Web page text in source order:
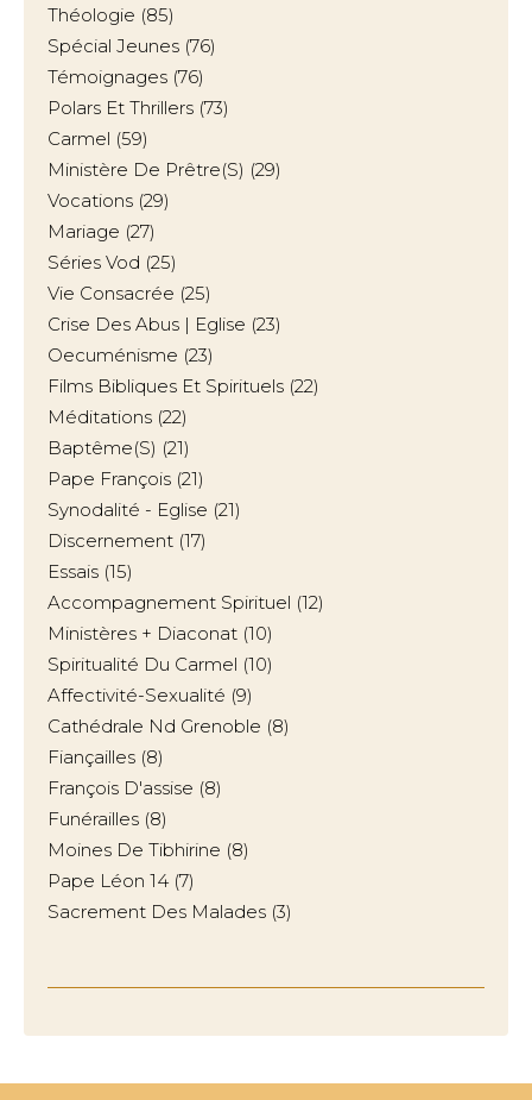
Théologie (85)
Spécial Jeunes (76)
Témoignages (76)
Polars Et Thrillers (73)
Carmel (59)
Ministère De Prêtre(s) (29)
Vocations (29)
Mariage (27)
Séries Vod (25)
Vie Consacrée (25)
Crise Des Abus | Eglise (23)
Oecuménisme (23)
Films Bibliques Et Spirituels (22)
Méditations (22)
Baptême(s) (21)
Pape François (21)
Synodalité - Eglise (21)
Discernement (17)
Essais (15)
Accompagnement Spirituel (12)
Ministères + Diaconat (10)
Spiritualité Du Carmel (10)
Affectivité-Sexualité (9)
Cathédrale Nd Grenoble (8)
Fiançailles (8)
François D'assise (8)
Funérailles (8)
Moines De Tibhirine (8)
Pape Léon 14 (7)
Sacrement Des Malades (3)